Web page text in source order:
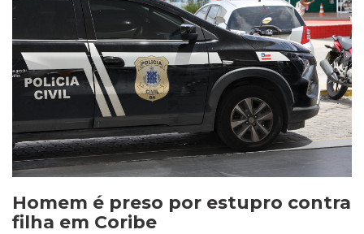
Homem é preso por estupro contra
filha em Coribe